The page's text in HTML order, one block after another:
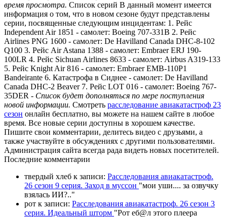
время просмотра. Список серий В данный момент имеется
информация о том, что в новом сезоне будут представлены
серии, посвященные следующим инцидентам: 1. Рейс
Independent Air 1851 - самолет: Boeing 707-331B 2. Рейс
Airlines PNG 1600 - самолет: De Havilland Canada DHC-8-102
Q100 3. Рейс Air Astana 1388 - самолет: Embraer ERJ 190-
100LR 4. Рейс Sichuan Airlines 8633 - самолет: Airbus A319-133
5. Рейс Knight Air 816 - самолет: Embraer EMB-110P1
Bandeirante 6. Катастрофа в Сиднее - самолет: De Havilland
Canada DHC-2 Beaver 7. Рейс LOT 016 - самолет: Boeing 767-
35DER - Список будет дополняться по мере поступления
новой информации. Смотреть расследование авиакатастроф 23
сезон онлайн бесплатно, вы можете на нашем сайте в любое
время. Все новые серии доступны в хорошем качестве.
Пишите свои комментарии, делитесь видео с друзьями, а
также участвуйте в обсуждениях с другими пользователями.
Администрация сайта всегда рада видеть новых посетителей.
Последние комментарии
твердый хлеб к записи: Расследования авиакатастроф.
26 сезон 9 серия. Заход в муссон "мои уши.... за озвучку
взялась ИИ?.."
рот к записи: Расследования авиакатастроф. 26 сезон 3
серия. Идеальный шторм "Рот еб@л этого плеера